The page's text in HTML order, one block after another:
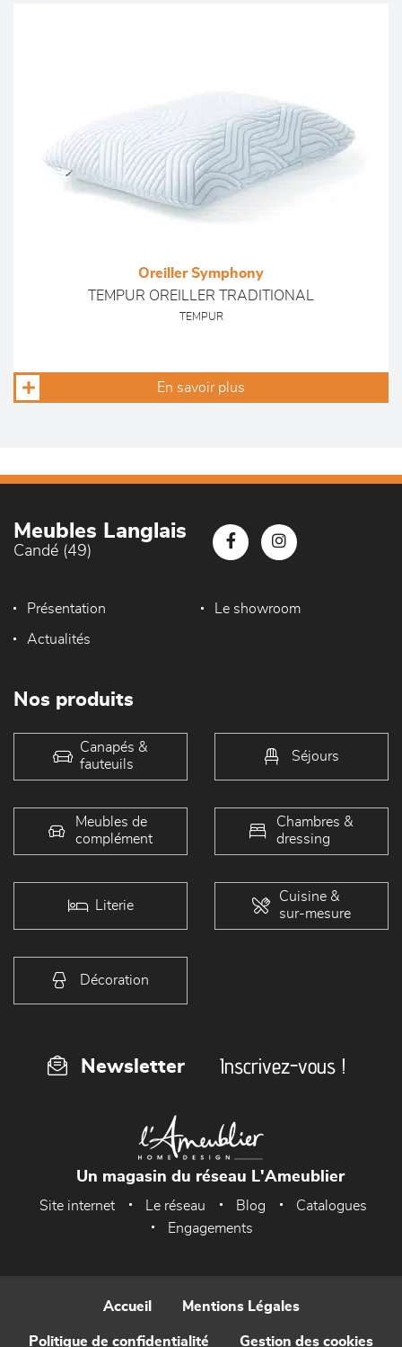
Oreiller Symphony
TEMPUR OREILLER TRADITIONAL
TEMPUR
En savoir plus
Meubles Langlais
Candé (49)
Présentation Le showroom
Actualités
Nos produits
Canapés &
fauteuils
Séjours
Meubles de
complément
Chambres &
dressing
Literie
Cuisine &
sur-mesure
Décoration
Newsletter Inscrivez-vous !
Un magasin du réseau L'Ameublier
Site internet Le réseau Blog
Catalogues
Engagements
Accueil Mentions Légales
Politique de confidentialité Gestion des cookies